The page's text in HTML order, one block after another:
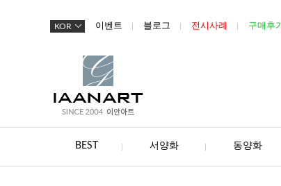
KOR 이벤트 블로그 전시사례 구매후기
BEST 서양화 동양화